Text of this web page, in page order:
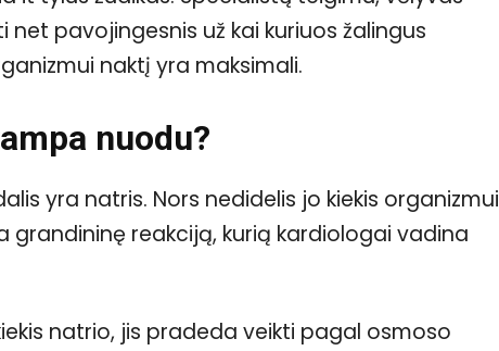
pavojingesnis už kai kuriuos žalingus
naktį yra maksimali.
nuodu?
yra natris. Nors nedidelis jo kiekis organizmui
grandininę reakciją, kurią kardiologai vadina
natrio, jis pradeda veikti pagal osmoso